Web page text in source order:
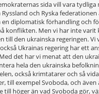
sida vill vara
Ryssland och Ryska
diplomatisk förhandling och
konflikten. Men vi har inte varit
till den ukrainska regeringen. Vi
Ukrainas regering har ett
det har vi menat att den
hela den ukrainska
också krimtatarer och så
till exempel Svoboda, och även
till höger än vad Svoboda gör,